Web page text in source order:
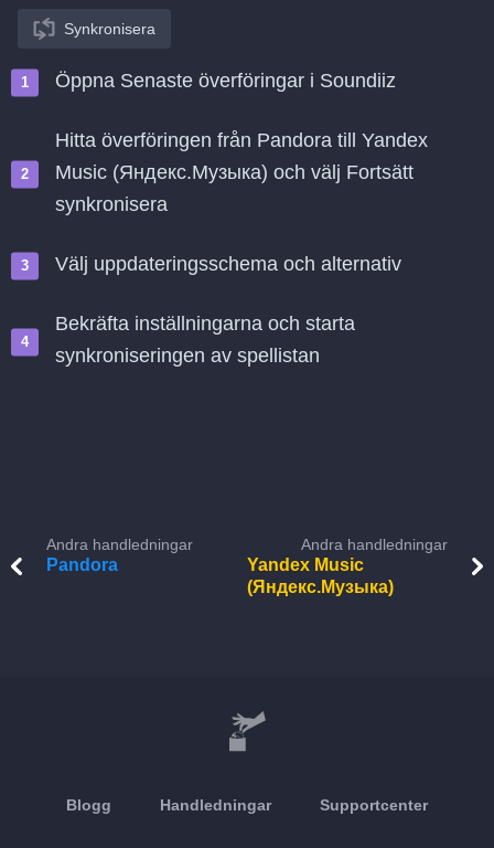
Synkronisera
Öppna Senaste överföringar i Soundiiz
Hitta överföringen från Pandora till Yandex
Music (Яндекс.Музыка) och välj Fortsätt
synkronisera
Välj uppdateringsschema och alternativ
Bekräfta inställningarna och starta
synkroniseringen av spellistan
Andra handledningar
Pandora
Andra handledningar
Yandex Music
(Яндекс.Музыка)
Blogg Handledningar Supportcenter